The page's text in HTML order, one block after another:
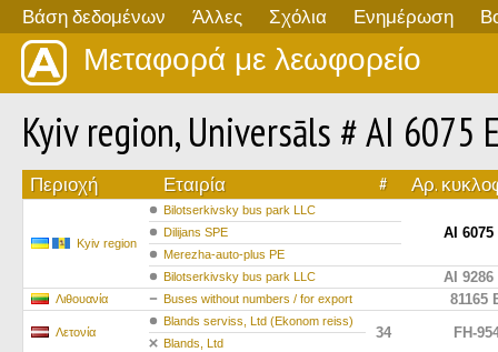
Βάση δεδομένων Άλλες Σχόλια Ενημέρωση
Μεταφορά με λεωφορείο
Kyiv region, Universāls # AI 6075
Περιοχή Εταιρία # Αρ.
Kyiv region
Bіlotserkіvsky bus park LLC
AI 6075
Dilijans SPE
Merezha-auto-plus PE
Bіlotserkіvsky bus park LLC
AI 9286
Λιθουανία Buses without numbers / for export 81165
Λετονία
Blands serviss, Ltd (Ekonom reiss)
34 FH-
Blands, Ltd